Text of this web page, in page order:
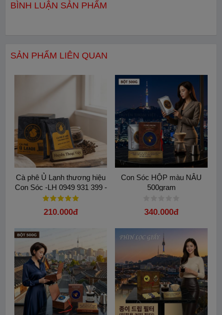
BÌNH LUẬN SẢN PHẨM
SẢN PHẨM LIÊN QUAN
Cà phê Ủ Lạnh thương hiệu
Con Sóc -LH 0949 931 399 -
Lựa chọn êm dạ dày, ít đắng
210.000đ
Con Sóc HỘP màu NÂU
500gram
340.000đ